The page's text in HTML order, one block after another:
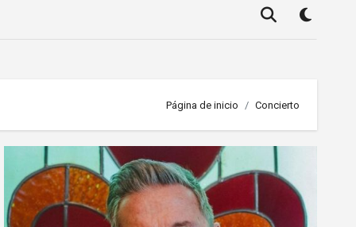
Página de inicio Concierto